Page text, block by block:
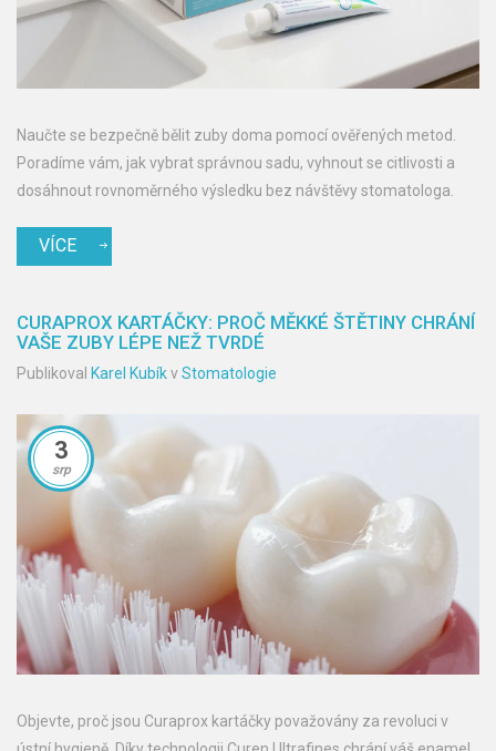
Naučte se bezpečně bělit zuby doma pomocí ověřených metod.
Poradíme vám, jak vybrat správnou sadu, vyhnout se citlivosti a
dosáhnout rovnoměrného výsledku bez návštěvy stomatologa.
VÍCE
CURAPROX KARTÁČKY: PROČ MĚKKÉ ŠTĚTINY CHRÁNÍ
VAŠE ZUBY LÉPE NEŽ TVRDÉ
Publikoval Karel KubíkvStomatologie
3
srp
Objevte, proč jsou Curaprox kartáčky považovány za revoluci v